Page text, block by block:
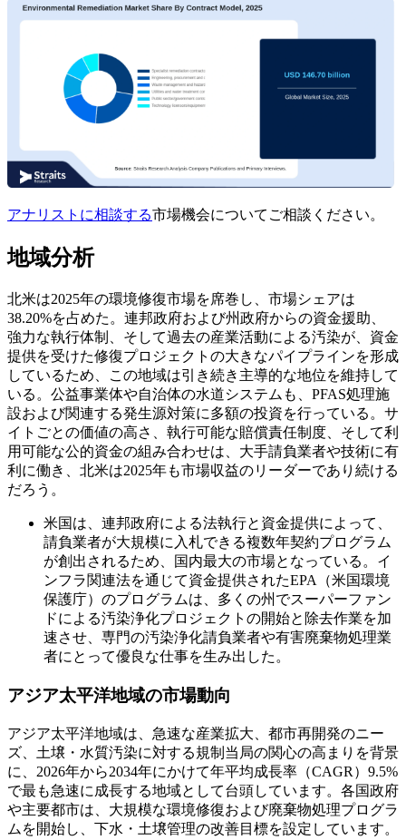
アナリストに相談する市場機会についてご相談ください。
地域分析
北米は2025年の環境修復市場を席巻し、市場シェアは
38.20%を占めた。連邦政府および州政府からの資金援助、
強力な執行体制、そして過去の産業活動による汚染が、資金
提供を受けた修復プロジェクトの大きなパイプラインを形成
しているため、この地域は引き続き主導的な地位を維持して
いる。公益事業体や自治体の水道システムも、PFAS処理施
設および関連する発生源対策に多額の投資を行っている。サ
イトごとの価値の高さ、執行可能な賠償責任制度、そして利
用可能な公的資金の組み合わせは、大手請負業者や技術に有
利に働き、北米は2025年も市場収益のリーダーであり続ける
だろう。
米国は、連邦政府による法執行と資金提供によって、
請負業者が大規模に入札できる複数年契約プログラム
が創出されるため、国内最大の市場となっている。イ
ンフラ関連法を通じて資金提供されたEPA（米国環境
保護庁）のプログラムは、多くの州でスーパーファン
ドによる汚染浄化プロジェクトの開始と除去作業を加
速させ、専門の汚染浄化請負業者や有害廃棄物処理業
者にとって優良な仕事を生み出した。
アジア太平洋地域の市場動向
アジア太平洋地域は、急速な産業拡大、都市再開発のニー
ズ、土壌・水質汚染に対する規制当局の関心の高まりを背景
に、2026年から2034年にかけて年平均成長率（CAGR）9.5%
で最も急速に成長する地域として台頭しています。各国政府
や主要都市は、大規模な環境修復および廃棄物処理プログラ
ムを開始し、下水・土壌管理の改善目標を設定しています。